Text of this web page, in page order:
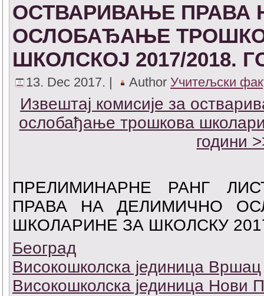
ОСТВАРИВАЊЕ ПРАВА
ОСЛОБАЂАЊЕ
ШКОЛСКОЈ 2017/2018.
13. Dec 2017. | Author Учитељски
Извештај комисије за
ослобађање трошкова
години
ПРЕЛИМИНАРНЕ РАНГ
ПРАВА НА ДЕЛИМИЧНО
ШКОЛАРИНЕ ЗА ШКОЛСКУ
Београд
Високошколска јединица Вршац
Високошколска јединица Нови